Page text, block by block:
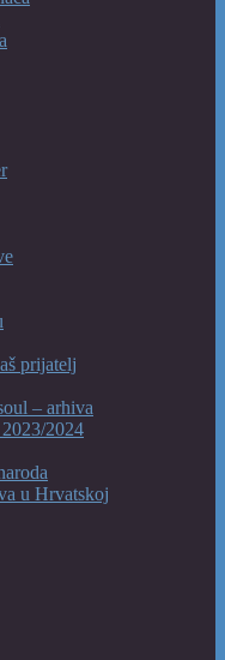
prijatelj
– arhiva
2024
u Hrvatskoj